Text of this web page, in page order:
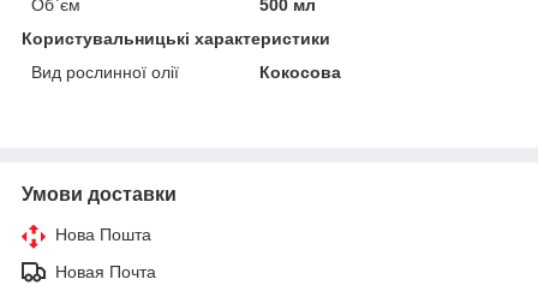
Об`єм
500 мл
Користувальницькі характеристики
Вид рослинної олії
Кокосова
Умови доставки
Нова Пошта
Новая Почта